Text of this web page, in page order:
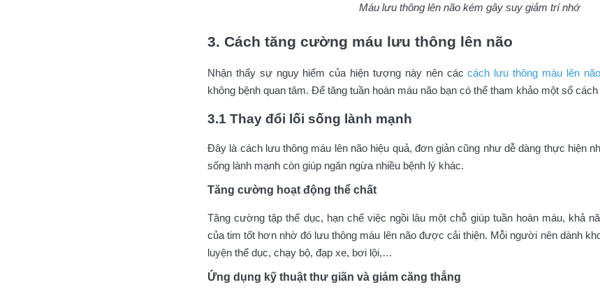
Máu lưu thông lên não kém gây suy giảm trí nhớ
3. Cách tăng cường máu lưu thông lên não
Nhận thấy sự nguy hiểm của hiện tượng này nên cáccách lưu thông máu lên não
không bệnh quan tâm. Để tăng tuần hoàn máu não bạn có thể tham khảo một số cách
3.1 Thay đổi lối sống lành mạnh
Đây là cách lưu thông máu lên não hiệu quả, đơn giản cũng như dễ dàng thực hiện
sống lành mạnh còn giúp ngăn ngừa nhiều bệnh lý khác.
Tăng cường hoạt động thể chất
Tăng cường tập thể dục, hạn chế việc ngồi lâu một chỗ giúp tuần hoàn máu, khả
của tim tốt hơn nhờ đó lưu thông máu lên não được cải thiện. Mỗi người nên dành
luyện thể dục, chạy bộ, đạp xe, bơi lội,…
Ứng dụng kỹ thuật thư giãn và giảm căng thẳng